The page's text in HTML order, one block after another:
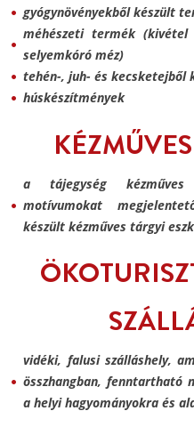
gyógynövényekből készült
méhészeti termék (kivétel
selyemkóró méz)
tehén-, juh- és kecsketejből
húskészítmények
a tájegység
motívumokat
készült kézműves tárgyi
vidéki, falusi szálláshely,
összhangban, fenntartható
a helyi hagyományokra és